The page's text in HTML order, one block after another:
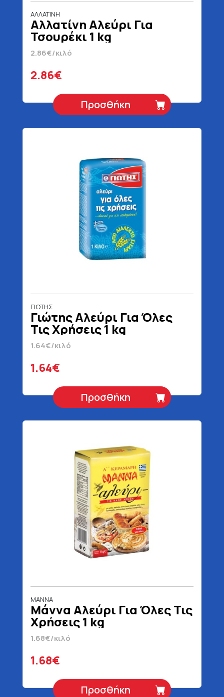
ΑΛΛΑΤΙΝΗ
Αλλατίνη Αλεύρι Για
Τσουρέκι 1 kg
2.86€/κιλό
2.86€
Προσθήκη
ΓΙΩΤΗΣ
Γιώτης Αλεύρι Για Όλες
Τις Χρήσεις 1 kg
1.64€/κιλό
1.64€
Προσθήκη
ΜΑΝΝΑ
Μάννα Αλεύρι Για Όλες Τις
Χρήσεις 1 kg
1.68€/κιλό
1.68€
Προσθήκη